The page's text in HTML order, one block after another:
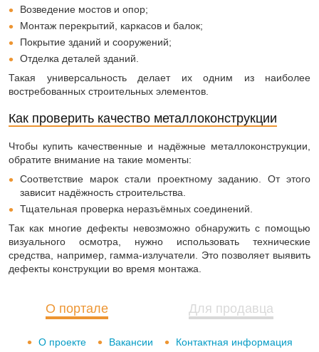
Возведение мостов и опор;
Монтаж перекрытий, каркасов и балок;
Покрытие зданий и сооружений;
Отделка деталей зданий.
Такая универсальность делает их одним из наиболее
востребованных строительных элементов.
Как проверить качество металлоконструкции
Чтобы купить качественные и надёжные металлоконструкции,
обратите внимание на такие моменты:
Соответствие марок стали проектному заданию. От этого
зависит надёжность строительства.
Тщательная проверка неразъёмных соединений.
Так как многие дефекты невозможно обнаружить с помощью
визуального осмотра, нужно использовать технические
средства, например, гамма-излучатели. Это позволяет выявить
дефекты конструкции во время монтажа.
О портале Для продавца
О проекте Вакансии Контактная информация